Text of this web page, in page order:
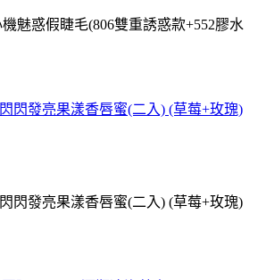
魅惑假睫毛(806雙重誘惑款+552膠水
閃閃發亮果漾香唇蜜(二入) (草莓+玫瑰)
閃閃發亮果漾香唇蜜(二入) (草莓+玫瑰)